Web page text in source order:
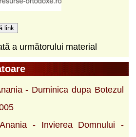
link
a următorului material
- Duminica dupa Botezul
- Invierea Domnului -